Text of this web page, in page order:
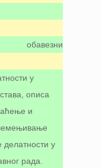
обавезни
у
описа
и
у
рада.